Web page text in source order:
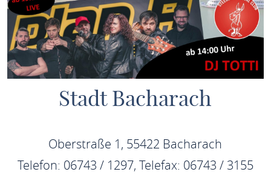
Stadt Bacharach
Oberstraße 1, 55422 Bacharach
Telefon: 06743 / 1297, Telefax: 06743 / 3155